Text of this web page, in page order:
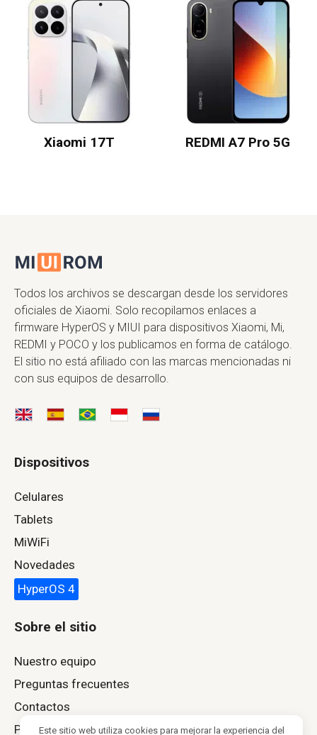
Xiaomi 17T REDMI A7 Pro 5G
Todos los archivos se descargan desde los servidores
oficiales de Xiaomi. Solo recopilamos enlaces a
firmware HyperOS y MIUI para dispositivos Xiaomi, Mi,
REDMI y POCO y los publicamos en forma de catálogo.
El sitio no está afiliado con las marcas mencionadas ni
con sus equipos de desarrollo.
Dispositivos
Celulares
Tablets
MiWiFi
Novedades
HyperOS 4
Sobre el sitio
Nuestro equipo
Preguntas frecuentes
Contactos
Política de privacidad
Este sitio web utiliza cookies para mejorar la experiencia del